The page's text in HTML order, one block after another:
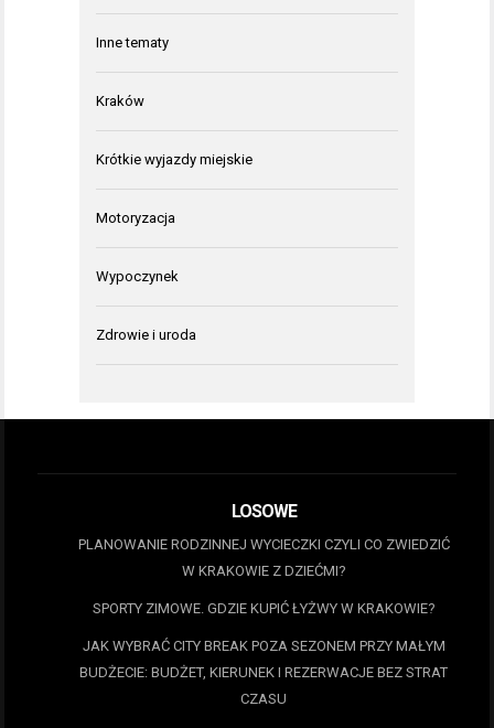
Inne tematy
Kraków
Krótkie wyjazdy miejskie
Motoryzacja
Wypoczynek
Zdrowie i uroda
LOSOWE
PLANOWANIE RODZINNEJ WYCIECZKI CZYLI CO ZWIEDZIĆ
W KRAKOWIE Z DZIEĆMI?
SPORTY ZIMOWE. GDZIE KUPIĆ ŁYŻWY W KRAKOWIE?
JAK WYBRAĆ CITY BREAK POZA SEZONEM PRZY MAŁYM
BUDŻECIE: BUDŻET, KIERUNEK I REZERWACJE BEZ STRAT
CZASU